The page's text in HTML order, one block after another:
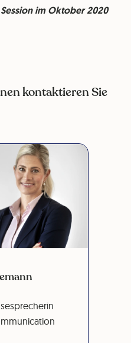
im Oktober 2020
kontaktieren Sie